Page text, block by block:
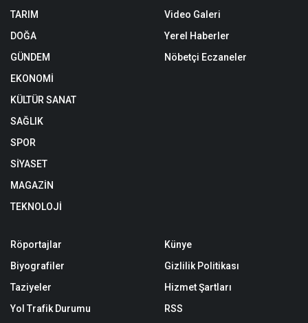
TARIM
DOĞA
GÜNDEM
EKONOMİ
KÜLTÜR SANAT
SAĞLIK
SPOR
SİYASET
MAGAZİN
TEKNOLOJİ
Video Galeri
Yerel Haberler
Nöbetçi Eczaneler
Röportajlar
Biyografiler
Taziyeler
Yol Trafik Durumu
Künye
Gizlilik Politikası
Hizmet Şartları
RSS